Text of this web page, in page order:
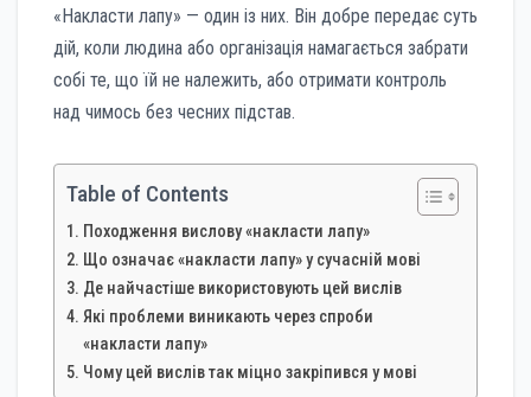
«Накласти лапу» — один із них. Він добре передає суть
дій, коли людина або організація намагається забрати
собі те, що їй не належить, або отримати контроль
над чимось без чесних підстав.
Table of Contents
Походження вислову «накласти лапу»
Що означає «накласти лапу» у сучасній мові
Де найчастіше використовують цей вислів
Які проблеми виникають через спроби
«накласти лапу»
Чому цей вислів так міцно закріпився у мові